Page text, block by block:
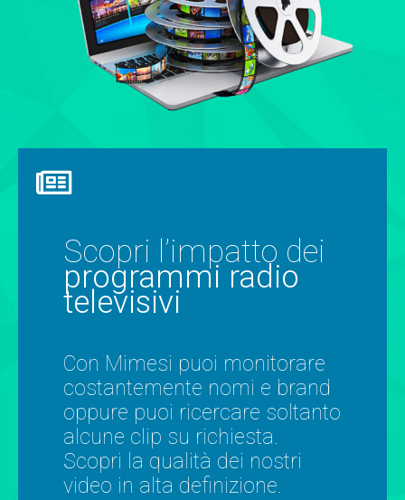
Scopri l’impatto dei
programmi radio
televisivi
Con Mimesi puoi monitorare
costantemente nomi e brand
oppure puoi ricercare soltanto
alcune clip su richiesta.
Scopri la qualità dei nostri
video in alta definizione.